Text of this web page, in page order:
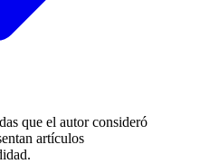
que el autor consideró
artículos